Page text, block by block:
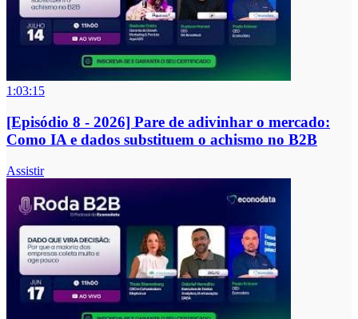
1:03:15
[Episódio 8 - 2026] Pare de adivinhar o mercado:
Como IA e dados substituem o achismo no B2B
Assistir